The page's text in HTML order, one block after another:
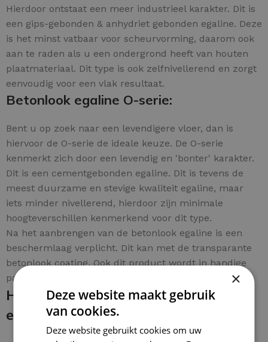
Hierdoor ontstaat een meer industrieel karakter. Dit is
een gips-gebonden & anhydriet gebonden egaline. Deze
is het minst vatbaar voor scheurvorming, daarom ook
aan te raden als u een ondergrond heeft van houten
plaatmateriaal. Dit type is ook zelfnivellerend en zorgt
eenvoudig voor een vlak resultaat.
Betonlook egaline O-serie:
Bent u op zoek naar een levendigere vloer, dan is
hiervoor de O-serie de ideale keuze. De O-serie
kenmerkt zich door een levendig en 'bonter' karakter.
Dit is een cementgebonden egaline. Dit is tevens de
meest duurzame en stevige kwaliteit egaline, maar
iets minder nivellerend, hierdoor zijn minimale
hoogteverschillen kenmerkend voor dit type.
Na het aanbrengen van de betonlook egaline is een
beschermlaag verplicht. Dit kan met de transparante
betonlook coating. Ook dit product wordt in handige
pakketten aangeboden en simpel per m² te bestellen.
Hoe breng je de betonlook egaline
en coating aan:
×
Deze website maakt gebruik
van cookies.
Deze website gebruikt cookies om uw